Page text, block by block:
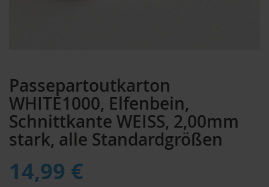
Passepartoutkarton
WHITE1000, Elfenbein,
Schnittkante WEISS, 2,00mm
stark, alle Standardgrößen
14,99 €
der
Bildergalerie
springen